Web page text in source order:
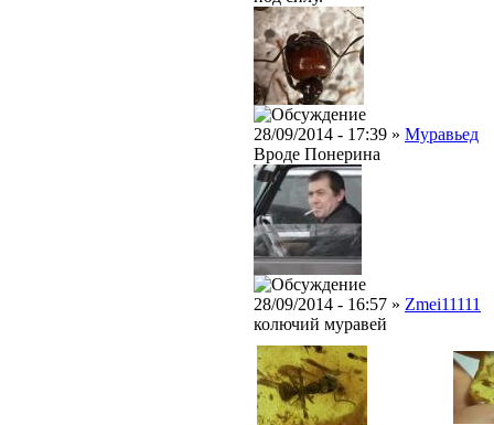
28/09/2014 - 17:39 » Муравьед
Вроде Понерина
28/09/2014 - 16:57 » Zmei11111
колючий муравей